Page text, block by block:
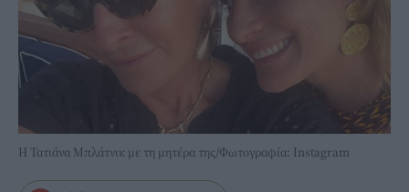
Η Τατιάνα Μπλάτνικ με τη μητέρα της/Φωτογραφία: Instagram